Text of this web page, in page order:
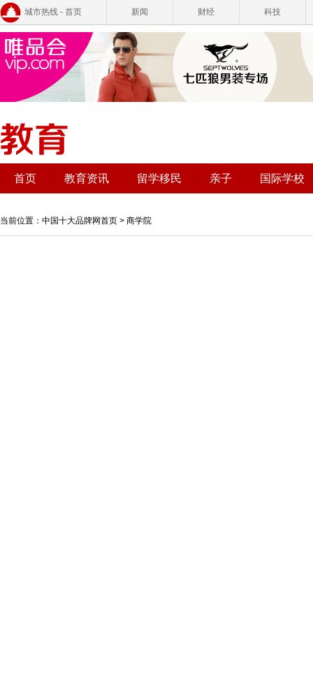
城市热线 - 首页 新闻 财经 科技
首页 教育资讯 留学移民 亲子 国际学校
当前位置： 中国十大品牌网首页 > 商学院